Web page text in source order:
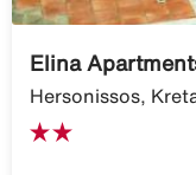
Elina
Hersonissos,